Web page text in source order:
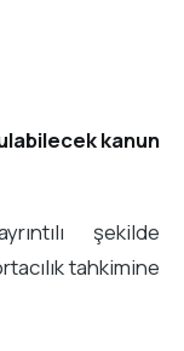
kanun
şekilde
tahkimine